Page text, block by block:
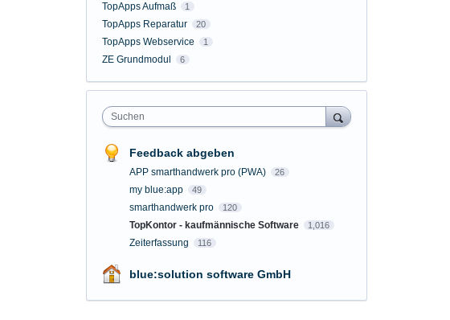
TopApps Aufmaß 1
TopApps Reparatur 20
TopApps Webservice 1
ZE Grundmodul 6
Suchen
Feedback abgeben
APP smarthandwerk pro (PWA) 26
my blue:app 49
smarthandwerk pro 120
TopKontor - kaufmännische Software 1,016
Zeiterfassung 116
blue:solution software GmbH